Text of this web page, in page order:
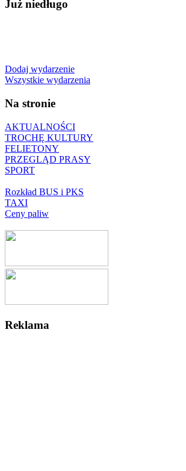
Już niedługo
Dodaj wydarzenie
Wszystkie wydarzenia
Na stronie
AKTUALNOŚCI
TROCHĘ KULTURY
FELIETONY
PRZEGLĄD PRASY
SPORT
Rozkład BUS i PKS
TAXI
Ceny paliw
Reklama